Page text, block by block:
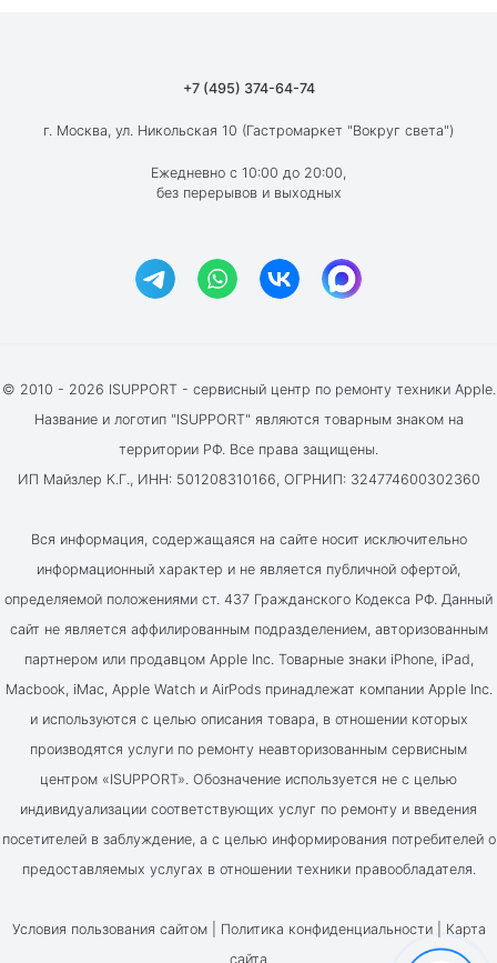
Ремонт AirPods
Вакансии
Акции и скидки
+7 (495) 374-64-74
г. Москва, ул. Никольская 10 (Гастромаркет "Вокруг света")
Ежедневно с 10:00 до 20:00,
без перерывов и выходных
© 2010 - 2026 ISUPPORT - сервисный центр по ремонту техники Apple.
Название и логотип "ISUPPORT" являются товарным знаком на
территории РФ. Все права защищены.
ИП Майзлер К.Г., ИНН: 501208310166, ОГРНИП: 324774600302360
Вся информация, содержащаяся на сайте носит исключительно
информационный характер и не является публичной офертой,
определяемой положениями ст. 437 Гражданского Кодекса РФ. Данный
сайт не является аффилированным подразделением, авторизованным
партнером или продавцом Apple Inc. Товарные знаки iPhone, iPad,
Macbook, iMac, Apple Watch и AirPods принадлежат компании Apple Inc.
и используются с целью описания товара, в отношении которых
производятся услуги по ремонту неавторизованным сервисным
центром «ISUPPORT». Обозначение используется не с целью
индивидуализации соответствующих услуг по ремонту и введения
посетителей в заблуждение, а с целью информирования потребителей о
предоставляемых услугах в отношении техники правообладателя.
Условия пользования сайтом | Политика конфиденциальности| Карта
сайта